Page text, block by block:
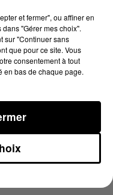
153 hectares,
se prépare à
et fermer", ou affiner en
"Gérer mes choix".
sur "Continuer sans
que pour ce site. Vous
consentement à tout
en bas de chaque page.